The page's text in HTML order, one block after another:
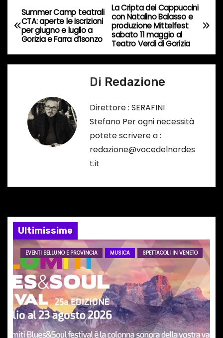
s
o
…
N
a
v
e
a
r
t
i
c
La Cripta dei Cappuccini
con Natalino Balasso e
produzione Mittelfest
sabato 11 maggio al
Teatro Verdi di Gorizia
Summer Camp teatrali
CTA: aperte le iscrizioni
per giugno e luglio a
Gorizia e Farra d’Isonzo
Di Redazione
Direttore : SERAFINI
Stefano Per ogni necessità
potete scrivere a :
redazione@vocedelnordes
t.it
Ultimissime
EVENTI BELLUNO E PROVINCIA MUSICA SPETTACOLI IN VENETO